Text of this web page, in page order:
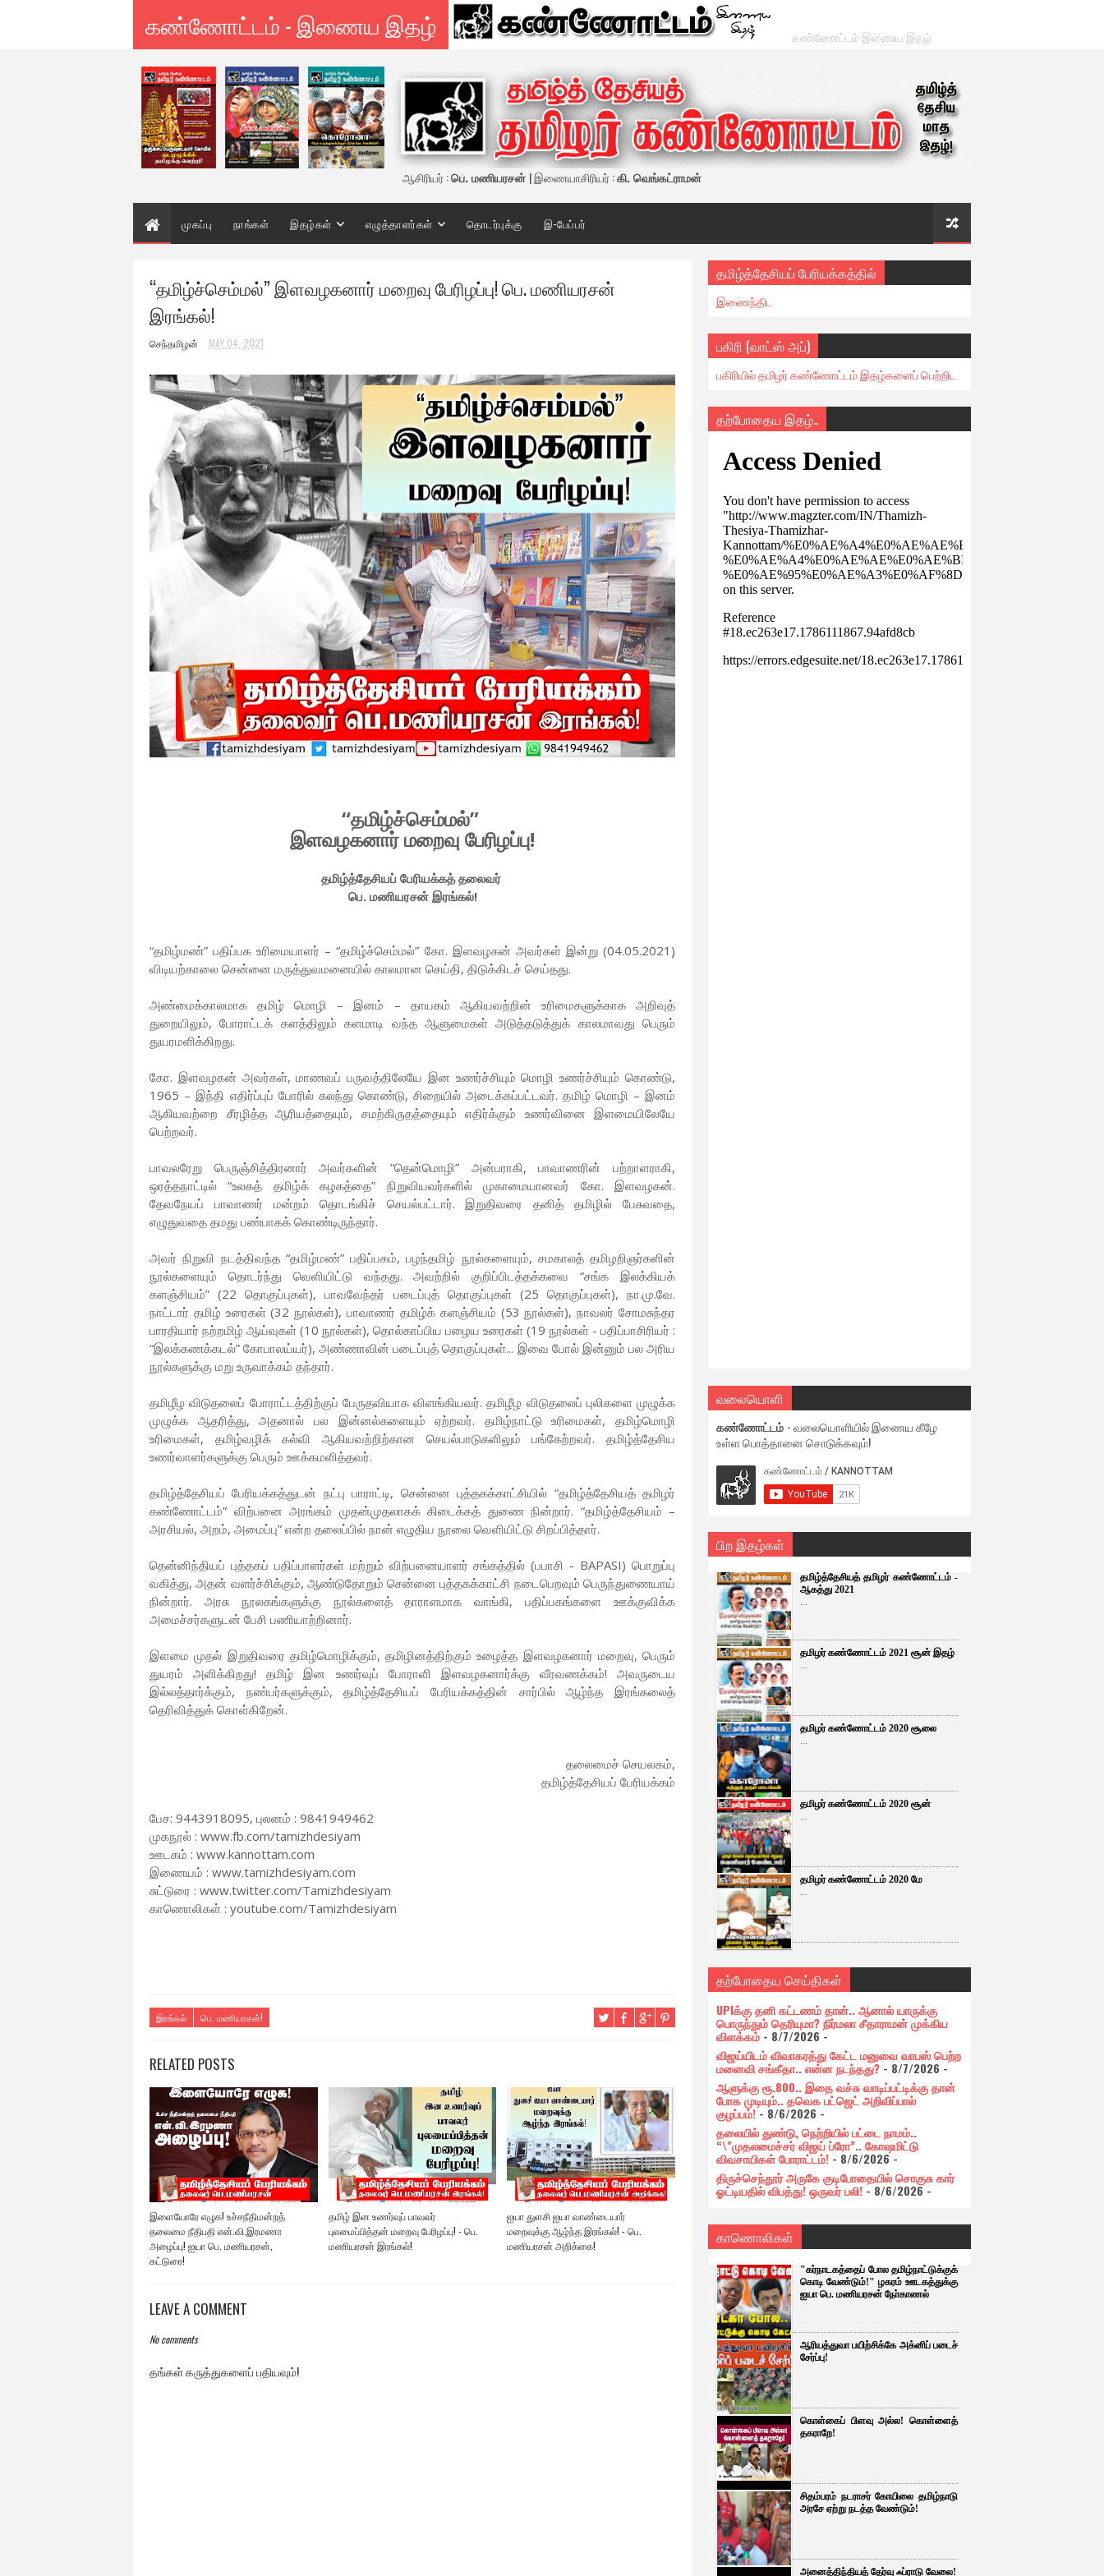
கண்ணோட்டம் - இணைய இதழ் கண்ணோட்டம் இணைய இதழ்
ஆசிரியர் :பெ. மணியரசன் | இணையாசிரியர் :கி. வெங்கட்ராமன்
முகப்பு நாங்கள் இதழ்கள் எழுத்தாளர்கள் தொடர்புக்கு இ-பேப்பர்
“தமிழ்ச்செம்மல்” இளவழகனார் மறைவு பேரிழப்பு! பெ. மணியரசன்
இரங்கல்!
செந்தமிழன் MAY 04, 2021
“தமிழ்ச்செம்மல்”
இளவழகனார் மறைவு பேரிழப்பு!
தமிழ்த்தேசியப் பேரியக்கத் தலைவர்
பெ. மணியரசன் இரங்கல்!
“தமிழ்மண்” பதிப்பக உரிமையாளர் – “தமிழ்ச்செம்மல்” கோ. இளவழகன் அவர்கள் இன்று (04.05.2021)
விடியற்காலை சென்னை மருத்துவமனையில் காலமான செய்தி, திடுக்கிடச் செய்தது.
அண்மைக்காலமாக தமிழ் மொழி – இனம் – தாயகம் ஆகியவற்றின் உரிமைகளுக்காக அறிவுத்
துறையிலும், போராட்டக் களத்திலும் களமாடி வந்த ஆளுமைகள் அடுத்தடுத்துக் காலமாவது பெரும்
துயரமளிக்கிறது.
கோ. இளவழகன் அவர்கள், மாணவப் பருவத்திலேயே இன உணர்ச்சியும் மொழி உணர்ச்சியும் கொண்டு,
1965 – இந்தி எதிர்ப்புப் போரில் கலந்து கொண்டு, சிறையில் அடைக்கப்பட்டவர். தமிழ் மொழி – இனம்
ஆகியவற்றை சீரழித்த ஆரியத்தையும், சமற்கிருதத்தையும் எதிர்க்கும் உணர்வினை இளமையிலேயே
பெற்றவர்.
பாவலரேறு பெருஞ்சித்திரனார் அவர்களின் “தென்மொழி” அன்பராகி, பாவாணரின் பற்றாளராகி,
ஒரத்தநாட்டில் “உலகத் தமிழ்க் கழகத்தை” நிறுவியவர்களில் முகாமையானவர் கோ. இளவழகன்.
தேவநேயப் பாவாணர் மன்றம் தொடங்கிச் செயல்பட்டார். இறுதிவரை தனித் தமிழில் பேசுவதை,
எழுதுவதை தமது பண்பாகக் கொண்டிருந்தார்.
அவர் நிறுவி நடத்திவந்த “தமிழ்மண்” பதிப்பகம், பழந்தமிழ் நூல்களையும், சமகாலத் தமிழறிஞர்களின்
நூல்களையும் தொடர்ந்து வெளியிட்டு வந்தது. அவற்றில் குறிப்பிடத்தக்கவை “சங்க இலக்கியக்
களஞ்சியம்” (22 தொகுப்புகள்), பாவவேந்தர் படைப்புத் தொகுப்புகள் (25 தொகுப்புகள்), நா.மு.வே.
நாட்டார் தமிழ் உரைகள் (32 நூல்கள்), பாவாணர் தமிழ்க் களஞ்சியம் (53 நூல்கள்), நாவலர் சோமசுந்தர
பாரதியார் நற்றமிழ் ஆய்வுகள் (10 நூல்கள்), தொல்காப்பிய பழைய உரைகள் (19 நூல்கள் - பதிப்பாசிரியர் :
“இலக்கணக்கடல்” கோபாலய்யர்), அண்ணாவின் படைப்புத் தொகுப்புகள்... இவை போல் இன்னும் பல அரிய
நூல்களுக்கு மறு உருவாக்கம் தந்தார்.
தமிழீழ விடுதலைப் போராட்டத்திற்குப் பேருதவியாக விளங்கியவர். தமிழீழ விடுதலைப் புலிகளை முழுக்க
முழுக்க ஆதரித்து, அதனால் பல இன்னல்களையும் ஏற்றவர். தமிழ்நாட்டு உரிமைகள், தமிழ்மொழி
உரிமைகள், தமிழ்வழிக் கல்வி ஆகியவற்றிற்கான செயல்பாடுகளிலும் பங்கேற்றவர். தமிழ்த்தேசிய
உணர்வாளர்களுக்கு பெரும் ஊக்கமளித்தவர்.
தமிழ்த்தேசியப் பேரியக்கத்துடன் நட்பு பாராட்டி, சென்னை புத்தகக்காட்சியில் “தமிழ்த்தேசியத் தமிழர்
கண்ணோட்டம்” விற்பனை அரங்கம் முதன்முதலாகக் கிடைக்கத் துணை நின்றார். “தமிழ்த்தேசியம் –
அரசியல், அறம், அமைப்பு” என்ற தலைப்பில் நான் எழுதிய நூலை வெளியிட்டு சிறப்பித்தார்.
தென்னிந்தியப் புத்தகப் பதிப்பாளர்கள் மற்றும் விற்பனையாளர் சங்கத்தில் (பபாசி - BAPASI) பொறுப்பு
வகித்து, அதன் வளர்ச்சிக்கும், ஆண்டுதோறும் சென்னை புத்தகக்காட்சி நடைபெறவும் பெருந்துணையாய்
நின்றார். அரசு நூலகங்களுக்கு நூல்களைத் தாராளமாக வாங்கி, பதிப்பகங்களை ஊக்குவிக்க
அமைச்சர்களுடன் பேசி பணியாற்றினார்.
இளமை முதல் இறுதிவரை தமிழ்மொழிக்கும், தமிழினத்திற்கும் உழைத்த இளவழகனார் மறைவு, பெரும்
துயரம் அளிக்கிறது! தமிழ் இன உணர்வுப் போராளி இளவழகனார்க்கு வீரவணக்கம்! அவருடைய
இல்லத்தார்க்கும், நண்பர்களுக்கும், தமிழ்த்தேசியப் பேரியக்கத்தின் சார்பில் ஆழ்ந்த இரங்கலைத்
தெரிவித்துக் கொள்கிறேன்.
தலைமைச் செயலகம்,
தமிழ்த்தேசியப் பேரியக்கம்
பேச: 9443918095, புலனம் : 9841949462
முகநூல் : www.fb.com/tamizhdesiyam
ஊடகம் : www.kannottam.com
இணையம் : www.tamizhdesiyam.com
சுட்டுரை : www.twitter.com/Tamizhdesiyam
காணொலிகள் : youtube.com/Tamizhdesiyam
இரங்கல் பெ. மணியரசன்!
RELATED POSTS
இளையோரே எழுக! உச்சநீதிமன்றத்
தலைமை நீதிபதி என்.வி.இரமணா
அழைப்பு! ஐயா பெ. மணியரசன்,
கட்டுரை!
தமிழ் இன உணர்வுப் பாவலர்
புலமைப்பித்தன் மறைவு பேரிழப்பு! - பெ.
மணியரசன் இரங்கல்!
ஐயா துளசி ஐயா வாண்டையார்
மறைவுக்கு ஆழ்ந்த இரங்கல்! - பெ.
மணியரசன் அறிக்கை!
LEAVE A COMMENT
No comments
தங்கள் கருத்துகளைப் பதியவும்!
தமிழ்த்தேசியப் பேரியக்கத்தில்
இணைந்திட
பகிரி (வாட்ஸ் அப்)
பகிரியில் தமிழர் கண்ணோட்டம் இதழ்களைப் பெற்றிட
தற்போதைய இதழ்..
வலையொளி
கண்ணோட்டம் - வலையொளியில் இணைய கீழே
உள்ள பொத்தானை சொடுக்கவும்!
பிற இதழ்கள்
தமிழ்த்தேசியத் தமிழர் கண்ணோட்டம் -
ஆகத்து 2021
...
தமிழர் கண்ணோட்டம் 2021 சூன் இதழ்
...
தமிழர் கண்ணோட்டம் 2020 சூலை
...
தமிழர் கண்ணோட்டம் 2020 சூன்
...
தமிழர் கண்ணோட்டம் 2020 மே
...
தற்போதைய செய்திகள்
UPIக்கு தனி கட்டணம் தான்.. ஆனால் யாருக்கு
பொருந்தும் தெரியுமா? நிர்மலா சீதாராமன் முக்கிய
விளக்கம் - 8/7/2026 -
விஜய்யிடம் விவாகரத்து கேட்ட மனுவை வாபஸ் பெற்ற
மனைவி சங்கீதா.. என்ன நடந்தது? - 8/7/2026 -
ஆளுக்கு ரூ.800.. இதை வச்சு வாடிப்பட்டிக்கு தான்
போக முடியும்.. தவெக பட்ஜெட் அறிவிப்பால்
குழப்பம்!- 8/6/2026 -
தலையில் துண்டு, நெற்றியில் பட்டை நாமம்..
“\"முதலமைச்சர் விஜய் ப்ரோ”.. கோஷமிட்டு
விவசாயிகள் போராட்டம்! - 8/6/2026-
திருச்செந்தூர் அருகே குடிபோதையில் சொகுசு கார்
ஓட்டியதில் விபத்து! ஒருவர் பலி! - 8/6/2026-
காணொலிகள்
"கர்நாடகத்தைப் போல தமிழ்நாட்டுக்குக்
கொடி வேண்டும்!" ழகரம் ஊடகத்துக்கு
ஐயா பெ. மணியரசன் நோ்காணல்
ஆரியத்துவா பயிற்சிக்கே அக்னிப் படைச்
சேர்ப்பு!
கொள்கைப் பிளவு அல்ல! கொள்ளைத்
தகராறே!
சிதம்பரம் நடராசர் கோயிலை தமிழ்நாடு
அரசே ஏற்று நடத்த வேண்டும்!
அனைத்திந்தியத் தேர்வு ஃப்ராடு வேலை!